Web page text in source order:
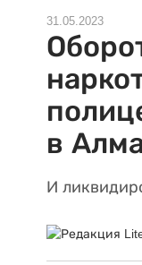
31.05.2023
в
И